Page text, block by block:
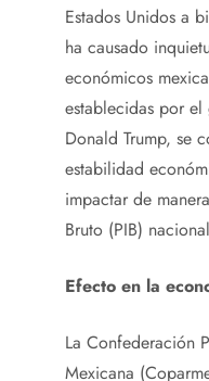
Estados Unidos a
ha causado
económicos
establecidas por
Donald Trump, se
estabilidad
impactar de
Bruto (PIB)
Efecto en la
La Confederación
Mexicana